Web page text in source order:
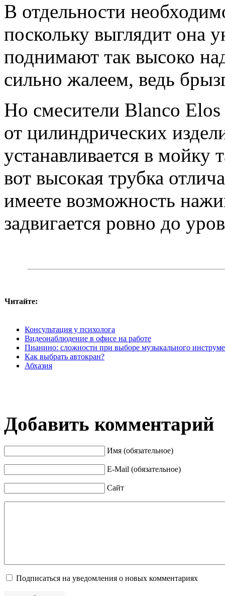
В отдельности
поскольку выглядит она
поднимают так высоко
сильно жалеем, ведь
Но смесители Blanco
от цилиндрических
устанавливается в
вот высокая трубка
имеете возможность
задвигается ровно до
Читайте:
Консультация у психолога
Видеонаблюдение в офисе на работе
Пианино: сложности при выборе музыкального
Как выбрать автокран?
Абхазия
Добавить комментарий
Имя (обязательное)
E-Mail (обязательное)
Сайт
Подписаться на уведомления о новых комментариях